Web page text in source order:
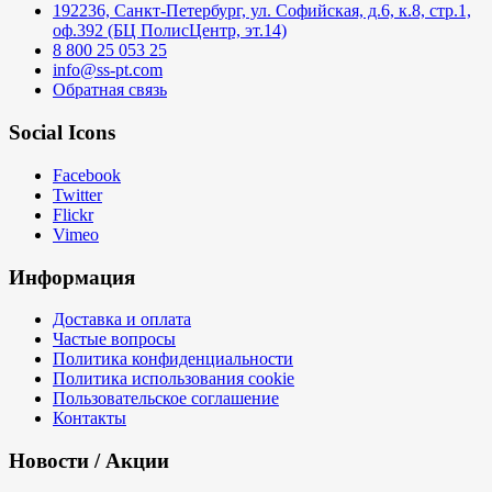
192236, Санкт-Петербург, ул. Софийская, д.6, к.8, стр.1,
оф.392 (БЦ ПолисЦентр, эт.14)
8 800 25 053 25
info@ss-pt.com
Обратная связь
Social Icons
Facebook
Twitter
Flickr
Vimeo
Информация
Доставка и оплата
Частые вопросы
Политика конфиденциальности
Политика использования cookie
Пользовательское соглашение
Контакты
Новости / Акции